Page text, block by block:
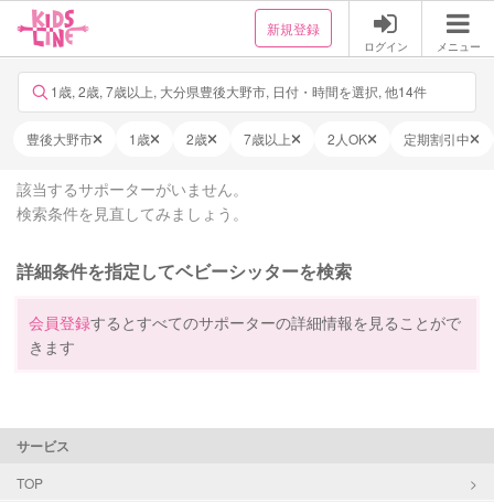
新規登録
ログイン メニュー
1歳, 2歳, 7歳以上, 大分県豊後大野市, 日付・時間を選択, 他14件
豊後大野市 1歳 2歳 7歳以上 2人OK 定期割引中
該当するサポーターがいません。
検索条件を見直してみましょう。
詳細条件を指定してベビーシッターを検索
会員登録するとすべてのサポーターの詳細情報を見ることがで
きます
サービス
TOP